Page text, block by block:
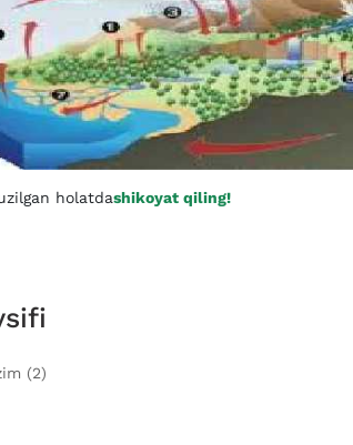
holatdashikoyat qiling!
(2)